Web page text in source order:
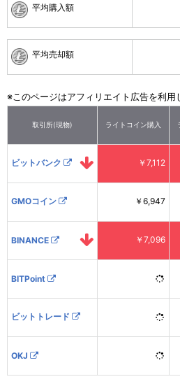
平均購入額
平均売却額
※このページはアフィリエイト広告を利用
取引所(現物) ライトコイン購入
ビットバンク ￥7,112
GMOコイン ￥6,947
BINANCE ￥7,096
BITPoint
ビットトレード
OKJ